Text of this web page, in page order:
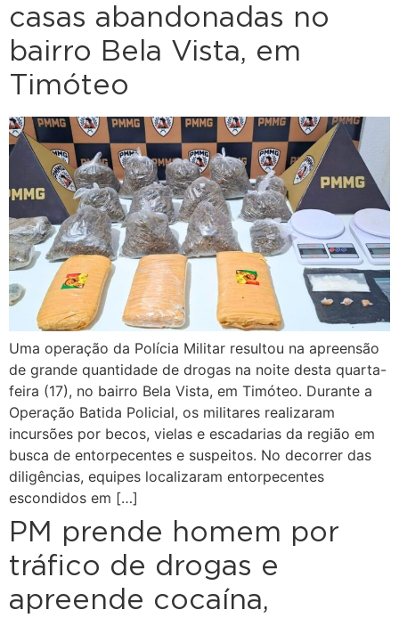
casas abandonadas no
bairro Bela Vista, em
Timóteo
Uma operação da Polícia Militar resultou na apreensão
de grande quantidade de drogas na noite desta quarta-
feira (17), no bairro Bela Vista, em Timóteo. Durante a
Operação Batida Policial, os militares realizaram
incursões por becos, vielas e escadarias da região em
busca de entorpecentes e suspeitos. No decorrer das
diligências, equipes localizaram entorpecentes
escondidos em […]
PM prende homem por
tráfico de drogas e
apreende cocaína,